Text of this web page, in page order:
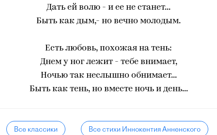
Дать ей волю - и ее не станет...
Быть как дым,- но вечно молодым.
Есть любовь, похожая на тень:
Днем у ног лежит - тебе внимает,
Ночью так неслышно обнимает...
Быть как тень, но вместе ночь и день...
Все классики Все стихи Иннокентия Анненского